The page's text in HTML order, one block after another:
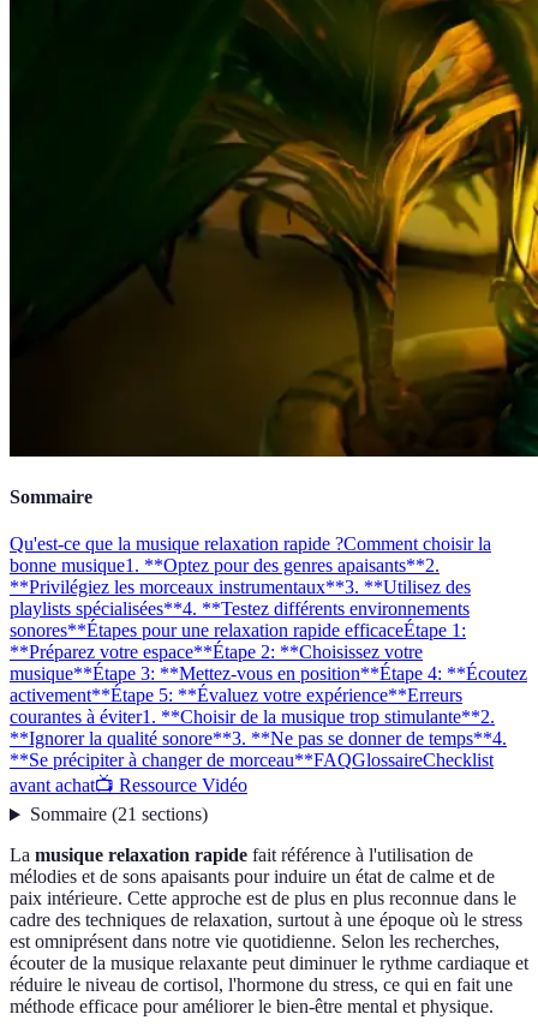
Sommaire
Qu'est-ce que la musique relaxation rapide ?Comment choisir la
bonne musique1. **Optez pour des genres apaisants**2.
**Privilégiez les morceaux instrumentaux**3. **Utilisez des
playlists spécialisées**4. **Testez différents environnements
sonores**Étapes pour une relaxation rapide efficaceÉtape 1:
**Préparez votre espace**Étape 2: **Choisissez votre
musique**Étape 3: **Mettez-vous en position**Étape 4: **Écoutez
activement**Étape 5: **Évaluez votre expérience**Erreurs
courantes à éviter1. **Choisir de la musique trop stimulante**2.
**Ignorer la qualité sonore**3. **Ne pas se donner de temps**4.
**Se précipiter à changer de morceau**FAQGlossaireChecklist
avant achat📺 Ressource Vidéo
Sommaire(21 sections)
La musique relaxation rapide fait référence à l'utilisation de
mélodies et de sons apaisants pour induire un état de calme et de
paix intérieure. Cette approche est de plus en plus reconnue dans le
cadre des techniques de relaxation, surtout à une époque où le stress
est omniprésent dans notre vie quotidienne. Selon les recherches,
écouter de la musique relaxante peut diminuer le rythme cardiaque et
réduire le niveau de cortisol, l'hormone du stress, ce qui en fait une
méthode efficace pour améliorer le bien-être mental et physique.